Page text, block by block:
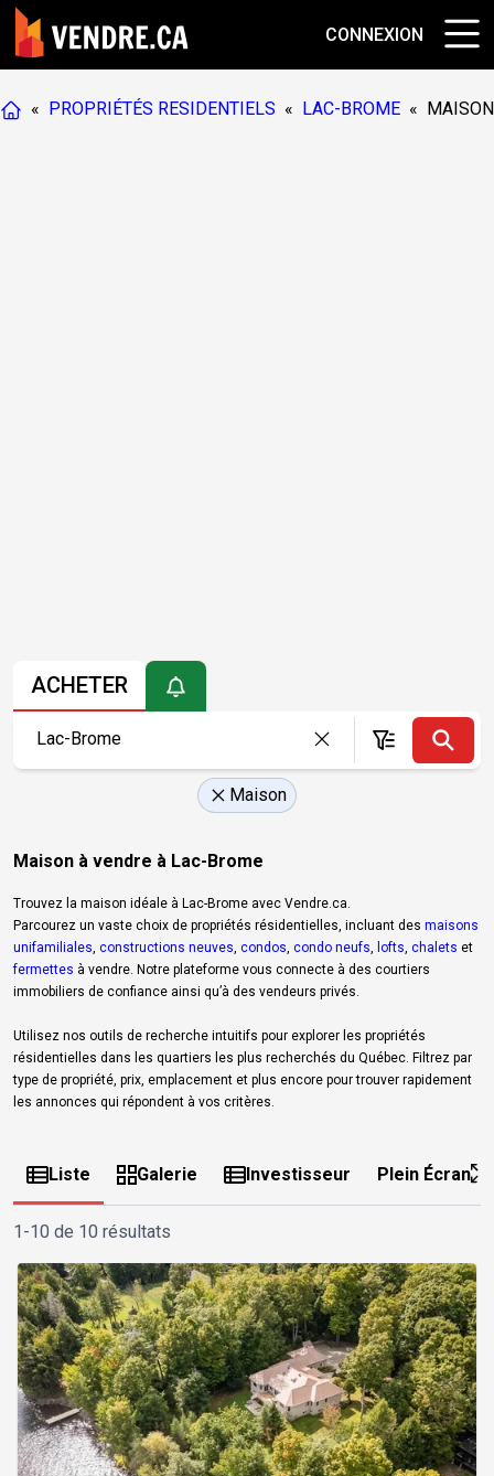
CONNEXION
« PROPRIÉTÉS RESIDENTIELS « LAC-BROME «
ACHETER
Maison
Maison à vendre à Lac-Brome
Trouvez la maison idéale à Lac-Brome avec Vendre.ca.
Parcourez un vaste choix de propriétés résidentielles, incluant des maisons
unifamiliales constructions neuves condos condo neufs lofts chalets et
fermettes à vendre. Notre plateforme vous connecte à des courtiers
immobiliers de confiance ainsi qu’à des vendeurs privés.
Utilisez nos outils de recherche intuitifs pour explorer les propriétés
résidentielles dans les quartiers les plus recherchés du Québec. Filtrez par
type de propriété, prix, emplacement et plus encore pour trouver rapidement
les annonces qui répondent à vos critères.
Liste Galerie Investisseur Plein Écran
1-10 de 10 résultats